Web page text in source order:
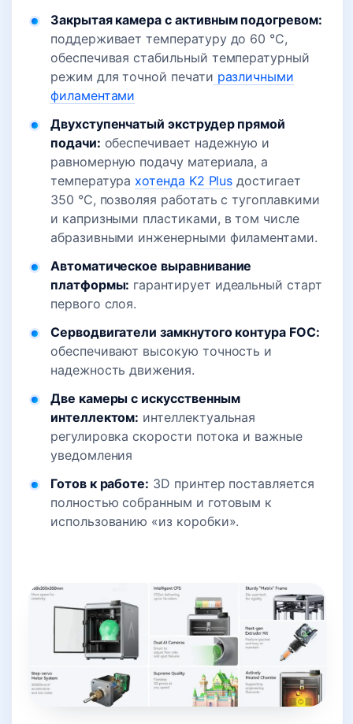
Закрытая камера с активным подогревом:
поддерживает температуру до 60 °C,
обеспечивая стабильный температурный
режим для точной печати различными
филаментами
Двухступенчатый экструдер прямой
подачи: обеспечивает надежную и
равномерную подачу материала, а
температура хотенда K2 Plus достигает
350 °C, позволяя работать с тугоплавкими
и капризными пластиками, в том числе
абразивными инженерными филаментами.
Автоматическое выравнивание
платформы: гарантирует идеальный старт
первого слоя.
Серводвигатели замкнутого контура FOC:
обеспечивают высокую точность и
надежность движения.
Две камеры с искусственным
интеллектом: интеллектуальная
регулировка скорости потока и важные
уведомления
Готов к работе: 3D принтер поставляется
полностью собранным и готовым к
использованию «из коробки».